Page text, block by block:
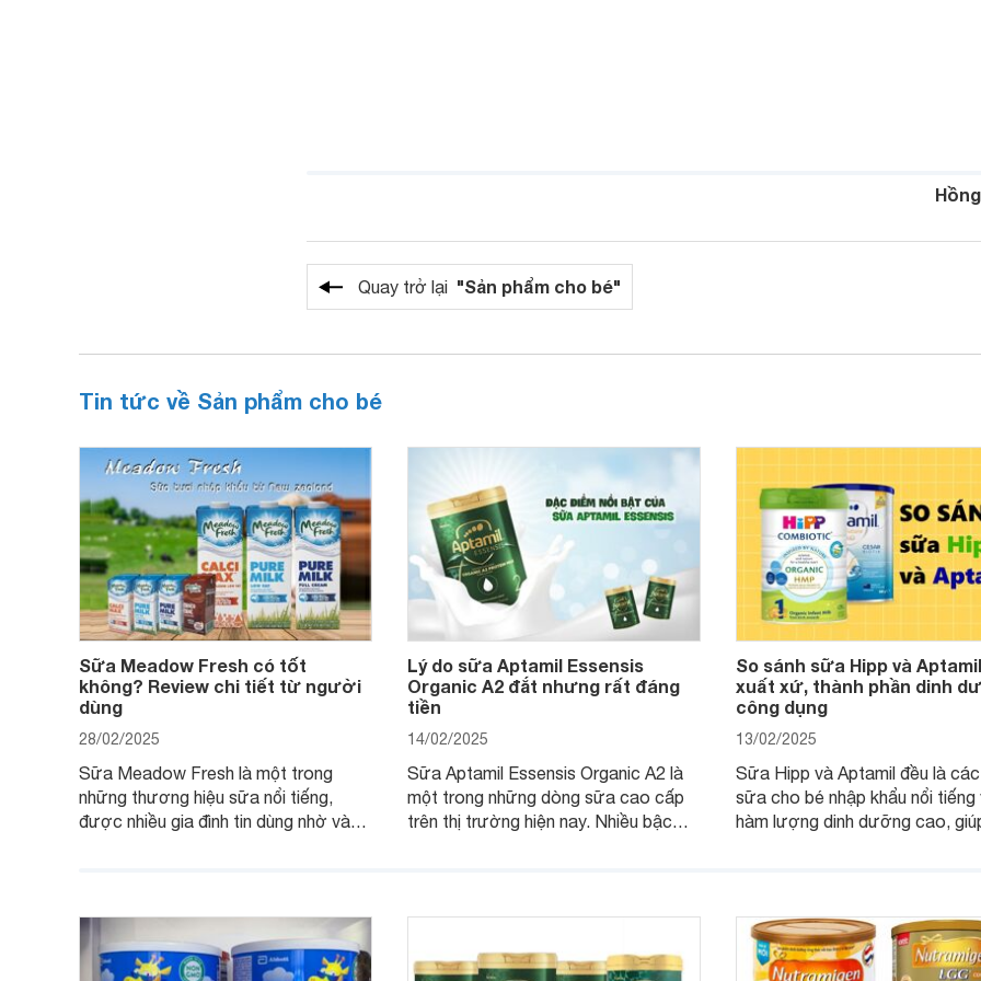
Quay trở lại "Sản phẩm cho bé"
Tin tức về Sản phẩm cho bé
Sữa Meadow Fresh có tốt
không? Review chi tiết từ người
dùng
28/02/2025
Sữa Meadow Fresh là một trong
những thương hiệu sữa nổi tiếng,
được nhiều gia đình tin dùng nhờ vào
dưỡng có gì đặc biệt? Giá sữa
Meadow Fresh trên thị trường hiện
nay ra sao? Hãy cùng tìm hiểu ngay.
Lý do sữa Aptamil Essensis
Organic A2 đắt nhưng rất đáng
tiền
14/02/2025
Sữa Aptamil Essensis Organic A2 là
một trong những dòng sữa cao cấp
trên thị trường hiện nay. Nhiều bậc
hơn so với các dòng sữa khác?". Để
4 yếu tố sau.
So sánh sữa Hipp và
xuất xứ, thành phần dinh
công dụng
13/02/2025
Sữa Hipp và Aptamil đều là
sữa cho bé nhập khẩu nổi tiếng
hàm lượng dinh dưỡng cao,
hiểu ngay!